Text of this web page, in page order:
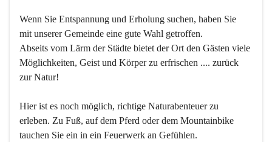
Wenn Sie Entspannung und Erholung suchen, haben Sie
mit unserer Gemeinde eine gute Wahl getroffen.
Abseits vom Lärm der Städte bietet der Ort den Gästen viele
Möglichkeiten, Geist und Körper zu erfrischen .... zurück
zur Natur!
Hier ist es noch möglich, richtige Naturabenteuer zu
erleben. Zu Fuß, auf dem Pferd oder dem Mountainbike
tauchen Sie ein in ein Feuerwerk an Gefühlen.